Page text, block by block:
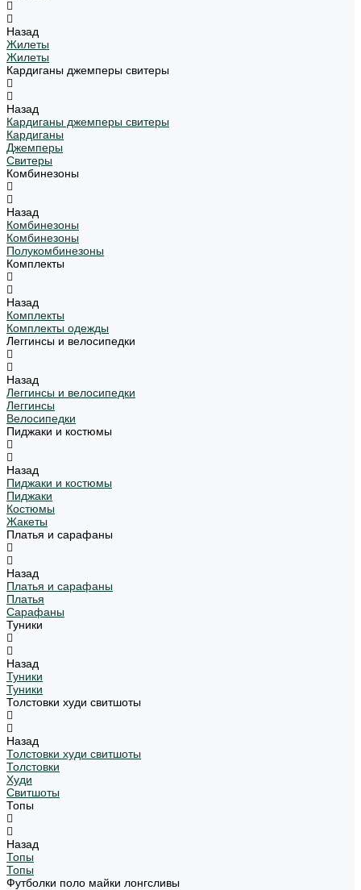
Назад
Жилеты
Жилеты
Кардиганы джемперы свитеры
Назад
Кардиганы джемперы свитеры
Кардиганы
Джемперы
Свитеры
Комбинезоны
Назад
Комбинезоны
Комбинезоны
Полукомбинезоны
Комплекты
Назад
Комплекты
Комплекты одежды
Леггинсы и велосипедки
Назад
Леггинсы и велосипедки
Леггинсы
Велосипедки
Пиджаки и костюмы
Назад
Пиджаки и костюмы
Пиджаки
Костюмы
Жакеты
Платья и сарафаны
Назад
Платья и сарафаны
Платья
Сарафаны
Туники
Назад
Туники
Туники
Толстовки худи свитшоты
Назад
Толстовки худи свитшоты
Толстовки
Худи
Свитшоты
Топы
Назад
Топы
Топы
Футболки поло майки лонгсливы